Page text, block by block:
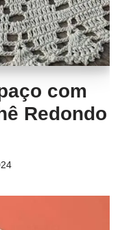
com
Redondo